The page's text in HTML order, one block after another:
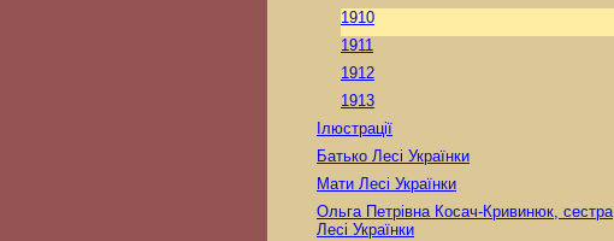
1910
1911
1912
1913
Ілюстрації
Батько Лесі Українки
Мати Лесі Українки
Ольга Петрівна Косач-Кривинюк, сестра
Лесі Українки